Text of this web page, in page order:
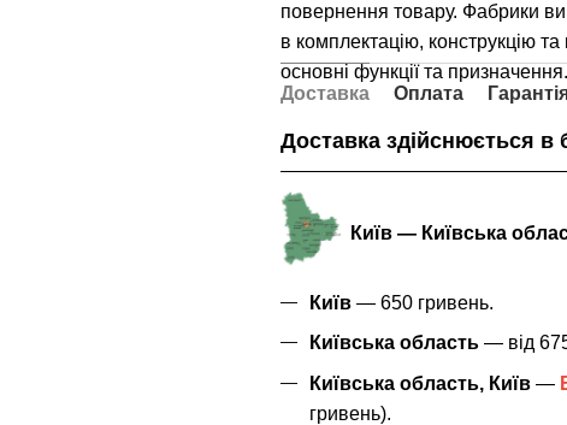
повернення товару. Фабрики
в комплектацію, конструкцію та
основні функції та призначення.
Доставка
Оплата
Доставка здійснюється в
Київ — Київська
Київ — 650 гривень.
Київська область — від
Київська область, Київ —
гривень).